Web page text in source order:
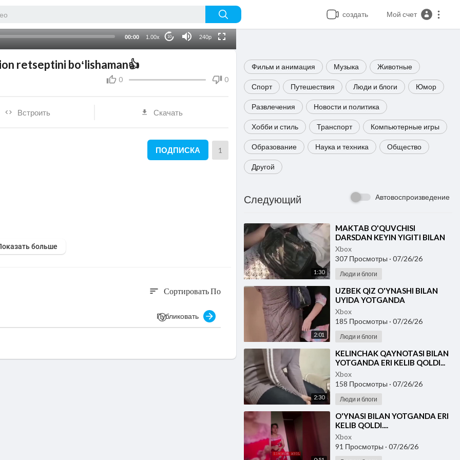
создать Мой счет
00:00 1.00x 10 240p
Фильм и анимация Музыка Животные
Спорт Путешествия Люди и блоги Юмор
Развлечения Новости и политика
Хобби и стиль Транспорт Компьютерные игры
Образование Наука и техника Общество
Другой
Следующий Автовоспроизведение
1:30
⁣MAKTAB O'QUVCHISI
DARSDAN KEYIN YIGITI BILAN
MOSHINADA QOLGA TUSHDI
Xbox
307 Просмотры · 07/26/26
Люди и блоги
2:01
⁣UZBEK QIZ O'YNASHI BILAN
UYIDA YOTGANDA
QARINDOSHLARI KELIB QOLDI
Xbox
185 Просмотры · 07/26/26
Люди и блоги
2:30
⁣KELINCHAK QAYNOTASI BILAN
YOTGANDA ERI KELIB QOLDI...
Xbox
158 Просмотры · 07/26/26
Люди и блоги
⁣O'YNASI BILAN YOTGANDA ERI
KELIB QOLDI....
Xbox
91 Просмотры · 07/26/26
retseptini boʻlishaman👍
0 0
Встроить Скачать
ПОДПИСКА 1
больше
sort Сортировать По
Публиковать